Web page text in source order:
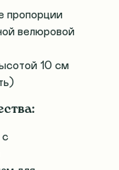
пропорции
велюровой
10 см
с